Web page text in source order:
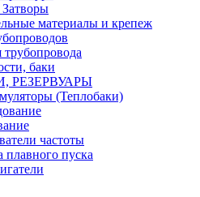
материалы и крепеж
баки
РЕЗЕРВУАРЫ
(Теплобаки)
частоты
плавного пуска